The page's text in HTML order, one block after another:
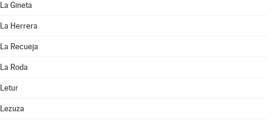
La Gineta
La Herrera
La Recueja
La Roda
Letur
Lezuza